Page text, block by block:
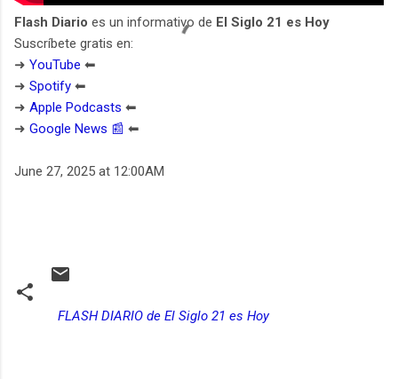
Flash Diario es un informativo de El Siglo 21 es Hoy
Suscríbete gratis en:
➜ YouTube ⬅︎
➜ Spotify ⬅︎
➜ Apple Podcasts ⬅︎
➜ Google News 📰 ⬅︎
June 27, 2025 at 12:00AM
FLASH DIARIO de El Siglo 21 es Hoy